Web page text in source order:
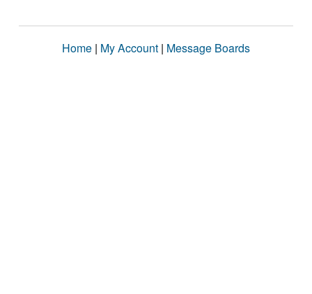
Home | My Account | Message Boards